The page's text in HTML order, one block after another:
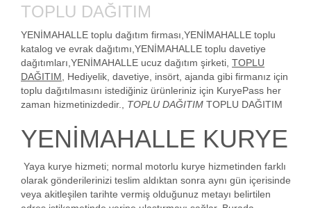
TOPLU DAĞITIM
YENİMAHALLE toplu dağıtım firması,YENİMAHALLE toplu
katalog ve evrak dağıtımı,YENİMAHALLE toplu davetiye
dağıtımları,YENİMAHALLE ucuz dağıtım şirketi, TOPLU
DAĞITIM, Hediyelik, davetiye, insört, ajanda gibi firmanız için
toplu dağıtılmasını istediğiniz ürünleriniz için KuryePass her
zaman hizmetinizdedir., TOPLU DAĞITIM TOPLU DAĞITIM
YENİMAHALLE KURYE
Yaya kurye hizmeti; normal motorlu kurye hizmetinden farklı
olarak gönderilerinizi teslim aldıktan sonra aynı gün içerisinde
veya akitleşilen tarihte vermiş olduğunuz metayı belirtilen